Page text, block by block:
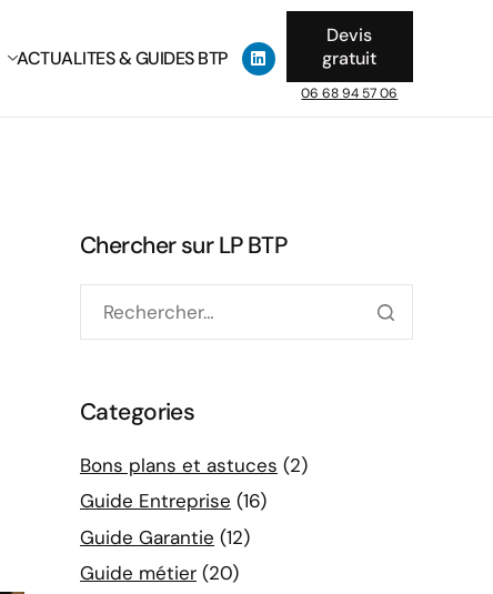
ACTUALITES & GUIDES BTP
Devis
gratuit
06 68 94 57 06
Chercher sur LP BTP
Categories
Bons plans et astuces (2)
Guide Entreprise (16)
Guide Garantie (12)
Guide métier (20)